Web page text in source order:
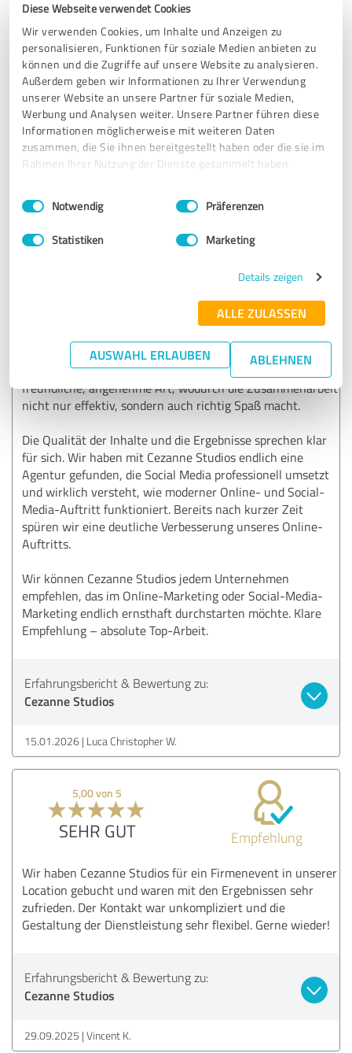
Diese Webseite verwendet Cookies
Wir verwenden Cookies, um Inhalte und Anzeigen zu
personalisieren, Funktionen für soziale Medien anbieten zu
können und die Zugriffe auf unsere Website zu analysieren.
Außerdem geben wir Informationen zu Ihrer Verwendung
unserer Website an unsere Partner für soziale Medien,
Werbung und Analysen weiter. Unsere Partner führen diese
Informationen möglicherweise mit weiteren Daten
zusammen, die Sie ihnen bereitgestellt haben oder die sie im
Rahmen Ihrer Nutzung der Dienste gesammelt haben.
Impressum Datenschutzbestimmungen
Einwilligungsauswahl
Notwendig Präferenzen
Statistiken Marketing
Details zeigen
ALLE ZULASSEN
AUSWAHL ERLAUBEN ABLEHNEN
Erfahrungsbericht & Bewertung zu:
Cezanne Studios
26.01.2026 Anonym
5,00 von 5
SEHR GUT
Heutzutage gibt es gerade im Social-Media-Bereich viele
Agenturen, die im Marketing sehr laut auftreten, bei denen
aber am Ende wenig Substanz dahintersteckt. Bei Nick von
Nick arbeitet mit Top-Equipment, liefert sehr hochwertige
Ergebnisse und versteht sein Handwerk wirklich auf einem
wovon er spricht, und mit viel Engagement hinter seiner
Arbeit steht. Auch sein Team überzeugt durch eine sehr
freundliche, angenehme Art, wodurch die Zusammenarbeit
nicht nur effektiv, sondern auch richtig Spaß macht.
Die Qualität der Inhalte und die Ergebnisse sprechen klar
für sich. Wir haben mit Cezanne Studios endlich eine
Agentur gefunden, die Social Media professionell umsetzt
und wirklich versteht, wie moderner Online- und Social-
Media-Auftritt funktioniert. Bereits nach kurzer Zeit
spüren wir eine deutliche Verbesserung unseres Online-
Auftritts.
Wir können Cezanne Studios jedem Unternehmen
empfehlen, das im Online-Marketing oder Social-Media-
Marketing endlich ernsthaft durchstarten möchte. Klare
Empfehlung – absolute Top-Arbeit.
Erfahrungsbericht & Bewertung zu:
Cezanne Studios
15.01.2026 Luca Christopher W.
5,00 von 5
SEHR GUT Empfehlung
Wir haben Cezanne Studios für ein Firmenevent in unserer
Location gebucht und waren mit den Ergebnissen sehr
zufrieden. Der Kontakt war unkompliziert und die
Gestaltung der Dienstleistung sehr flexibel. Gerne wieder!
Erfahrungsbericht & Bewertung zu:
Cezanne Studios
29.09.2025 Vincent K.